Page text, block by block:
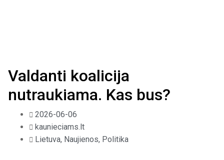
Valdanti koalicija
nutraukiama. Kas bus?
2026-06-06
kaunieciams.lt
Lietuva, Naujienos, Politika